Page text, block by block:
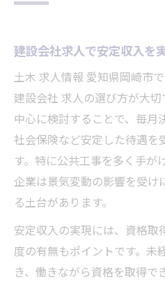
建設会社求人で学べ
安心して働ける未
愛知県岡崎市で叶う理
岡崎市の建設会社
土木求人で実現す
建設会社求人が叶
岡崎市で人気の働き
正社員で長く働け
建設会社求人選びで後
建設会社求人選び
建設会社求人で安定収入を
土木 求人情報 愛知県岡崎市
建設会社 求人の選び方が大
中心に検討することで、毎月
社会保険など安定した待遇を
す。特に公共工事を多く手が
企業は景気変動の影響を受け
る土台があります。
安定収入の実現には、資格取
度の有無もポイントです。未
き、働きながら資格を取得